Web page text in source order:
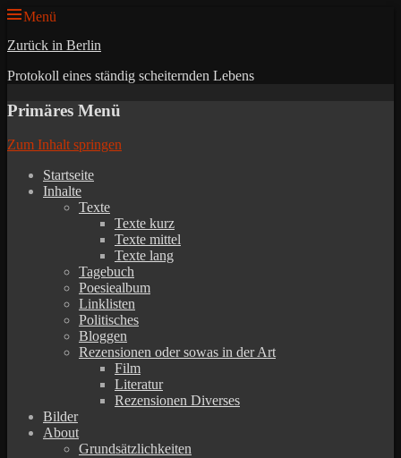
Menü
Zurück in Berlin
Protokoll eines ständig scheiternden Lebens
Primäres Menü
Zum Inhalt springen
Startseite
Inhalte
Texte
Texte kurz
Texte mittel
Texte lang
Tagebuch
Poesiealbum
Linklisten
Politisches
Bloggen
Rezensionen oder sowas in der Art
Film
Literatur
Rezensionen Diverses
Bilder
About
Grundsätzlichkeiten